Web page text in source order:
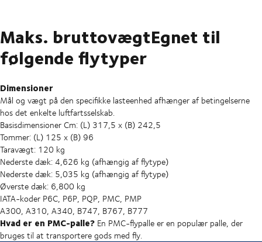
Maks. bruttovægtEgnet til
følgende flytyper
Dimensioner
Mål og vægt på den specifikke lasteenhed afhænger af betingelserne
hos det enkelte luftfartsselskab.
BasisdimensionerCm: (L) 317,5 x (B) 242,5
Tommer: (L) 125 x (B) 96
Taravægt: 120 kg
Nederste dæk: 4,626 kg (afhængig af flytype)
Nederste dæk: 5,035 kg (afhængig af flytype)
Øverste dæk: 6,800 kg
IATA-koder P6C, P6P, PQP, PMC, PMP
A300, A310, A340, B747, B767, B777
Hvad er en PMC-palle? En PMC-flypalle er en populær palle, der
bruges til at transportere gods med fly.